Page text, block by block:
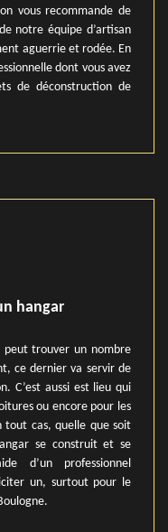
vous recommande de
notre équipe d’artisan
aguerrie et rodée. En
dont vous avez
de déconstruction de
hangar
peut trouver un nombre
ce dernier va servir de
C’est aussi est lieu qui
ou encore pour les
tout cas, quelle que soit
se construit et se
d’un professionnel
un, surtout pour le